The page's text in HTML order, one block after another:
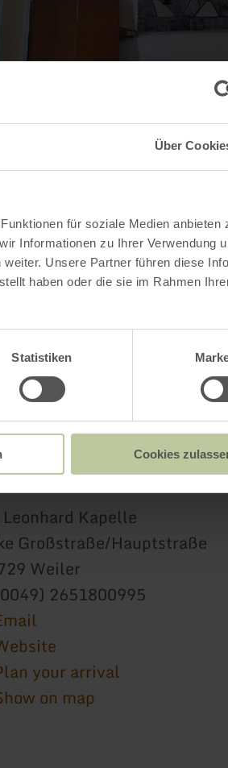
Über
für soziale Medien anbieten
Informationen zu Ihrer Verwendung
Unsere Partner führen diese
haben oder die sie im Rahmen
Statistiken
Cookies
Kapelle
Großstraße/Hauptstraße
Weiler
2651800995
your arrival
on map